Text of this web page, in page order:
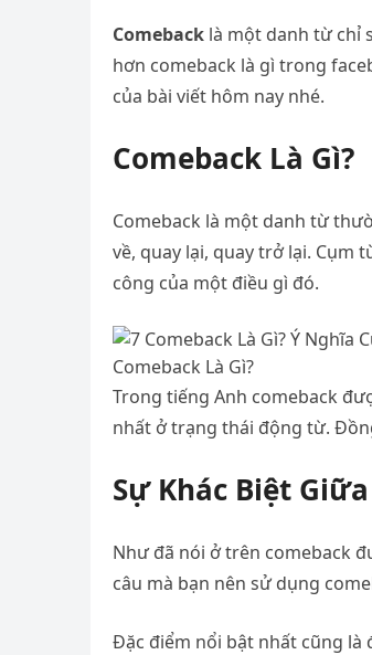
Comeback là một danh từ chỉ
hơn comeback là gì trong
của bài viết hôm nay nhé.
Comeback Là Gì?
Comeback là một danh từ
về, quay lại, quay trở lại. Cụm
công của một điều gì đó.
Comeback Là Gì?
Trong tiếng Anh comeback
nhất ở trạng thái động từ.
Sự Khác Biệt
Như đã nói ở trên comeback
câu mà bạn nên sử dụng
Đặc điểm nổi bật nhất cũng là